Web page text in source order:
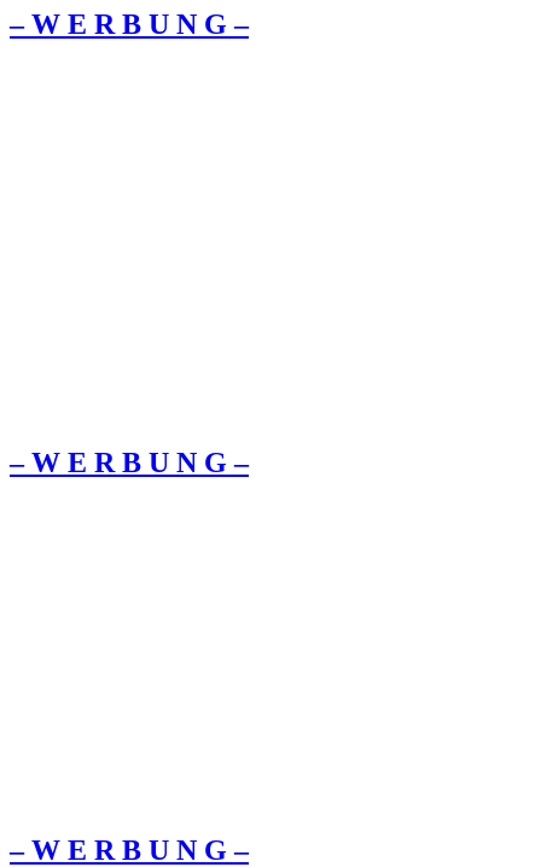
– W Ε R Β U Ν G –
– W Ε R Β U Ν G –
– W Ε R Β U Ν G –